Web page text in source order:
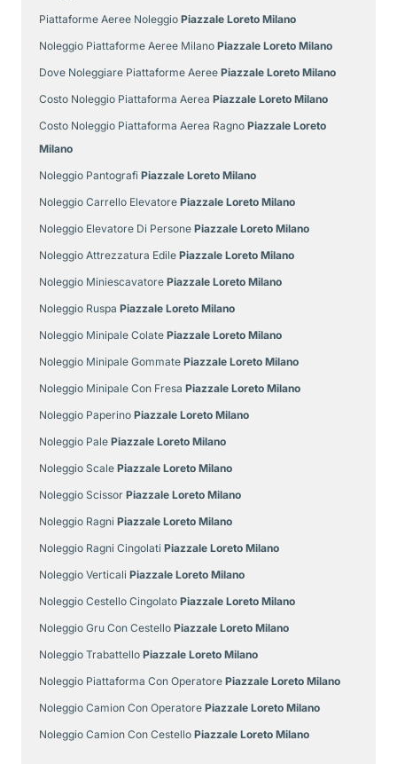
Piattaforme Aeree Noleggio Piazzale Loreto Milano
Noleggio Piattaforme Aeree Milano Piazzale Loreto Milano
Dove Noleggiare Piattaforme Aeree Piazzale Loreto Milano
Costo Noleggio Piattaforma Aerea Piazzale Loreto Milano
Costo Noleggio Piattaforma Aerea Ragno Piazzale Loreto
Milano
Noleggio Pantografi Piazzale Loreto Milano
Noleggio Carrello Elevatore Piazzale Loreto Milano
Noleggio Elevatore Di Persone Piazzale Loreto Milano
Noleggio Attrezzatura Edile Piazzale Loreto Milano
Noleggio Miniescavatore Piazzale Loreto Milano
Noleggio Ruspa Piazzale Loreto Milano
Noleggio Minipale Colate Piazzale Loreto Milano
Noleggio Minipale Gommate Piazzale Loreto Milano
Noleggio Minipale Con Fresa Piazzale Loreto Milano
Noleggio Paperino Piazzale Loreto Milano
Noleggio Pale Piazzale Loreto Milano
Noleggio Scale Piazzale Loreto Milano
Noleggio Scissor Piazzale Loreto Milano
Noleggio Ragni Piazzale Loreto Milano
Noleggio Ragni Cingolati Piazzale Loreto Milano
Noleggio Verticali Piazzale Loreto Milano
Noleggio Cestello Cingolato Piazzale Loreto Milano
Noleggio Gru Con Cestello Piazzale Loreto Milano
Noleggio Trabattello Piazzale Loreto Milano
Noleggio Piattaforma Con Operatore Piazzale Loreto Milano
Noleggio Camion Con Operatore Piazzale Loreto Milano
Noleggio Camion Con Cestello Piazzale Loreto Milano